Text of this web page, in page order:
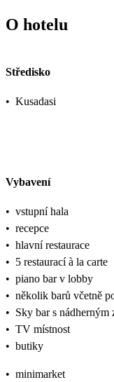
O hotelu
Středisko
• Kusadasi
Vybavení
• vstupní hala
• recepce
• hlavní restaurace
• 5 restaurací à la carte
• piano bar v lobby
• několik barů včetně
• Sky bar s nádherným
• TV místnost
• butiky
• minimarket